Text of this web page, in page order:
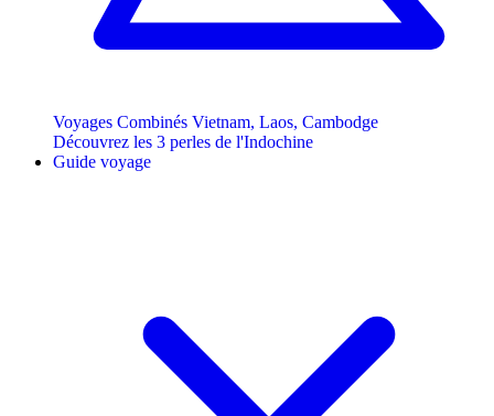
Voyages Combinés Vietnam, Laos, Cambodge
Découvrez les 3 perles de l'Indochine
Guide voyage